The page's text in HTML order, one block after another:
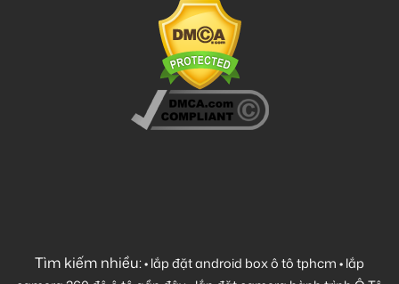
Tìm kiếm nhiều:•lắp đặt android box ô tô tphcm•lắp